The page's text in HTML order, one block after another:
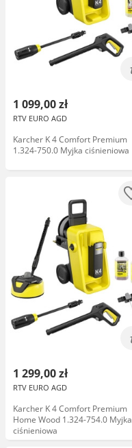
1 099,00 zł
RTV EURO AGD
Karcher K 4 Comfort Premium
1.324-750.0 Myjka ciśnieniowa
1 299,00 zł
RTV EURO AGD
Karcher K 4 Comfort Premium
Home Wood 1.324-754.0 Myjka
ciśnieniowa